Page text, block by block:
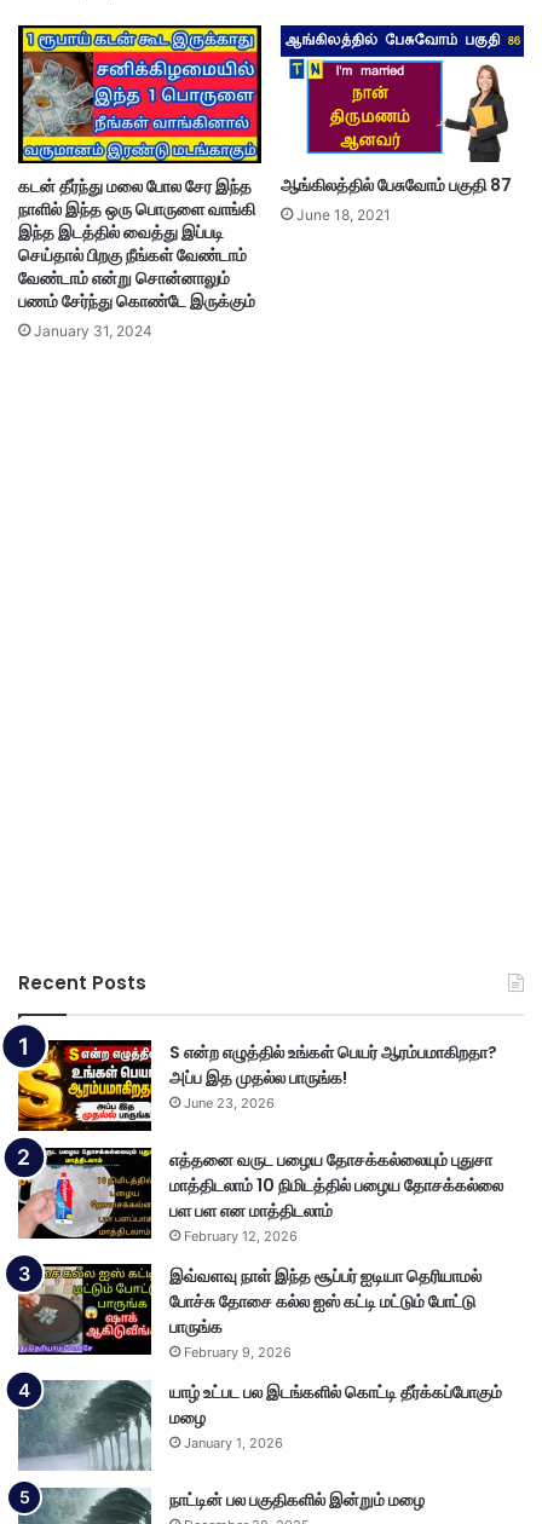
கடன் தீர்ந்து மலை போல சேர இந்த
நாளில் இந்த ஒரு பொருளை வாங்கி
இந்த இடத்தில் வைத்து இப்படி
செய்தால் பிறகு நீங்கள் வேண்டாம்
வேண்டாம் என்று சொன்னாலும்
பணம் சேர்ந்து கொண்டே இருக்கும்
January 31, 2024
ஆங்கிலத்தில் பேசுவோம் பகுதி 87
June 18, 2021
Recent Posts
S என்ற எழுத்தில் உங்கள் பெயர் ஆரம்பமாகிறதா?
அப்ப இத முதல்ல பாருங்க!
June 23, 2026
எத்தனை வருட பழைய தோசக்கல்லையும் புதுசா
மாத்திடலாம் 10 நிமிடத்தில் பழைய தோசக்கல்லை
பள பள என மாத்திடலாம்
February 12, 2026
இவ்வளவு நாள் இந்த சூப்பர் ஐடியா தெரியாமல்
போச்சு தோசை கல்ல ஐஸ் கட்டி மட்டும் போட்டு
பாருங்க
February 9, 2026
யாழ் உட்பட பல இடங்களில் கொட்டி தீர்க்கப்போகும்
மழை
January 1, 2026
நாட்டின் பல பகுதிகளில் இன்றும் மழை